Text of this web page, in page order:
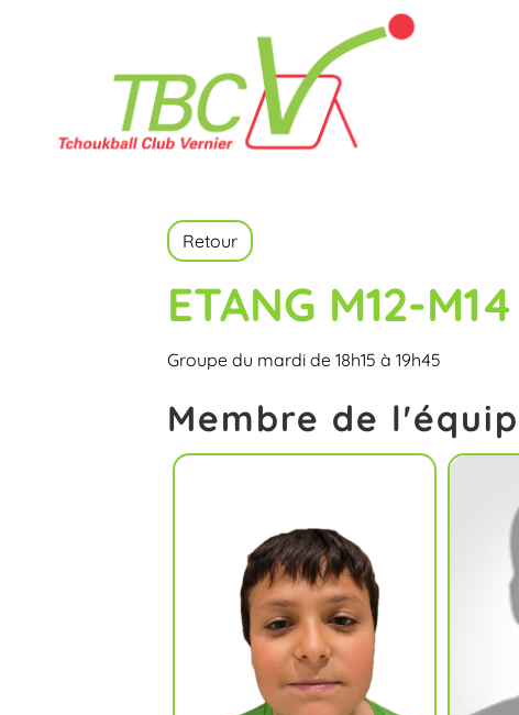
Retour
ETANG M12-M14
Groupe du mardi de 18h15 à 19h45
Membre de